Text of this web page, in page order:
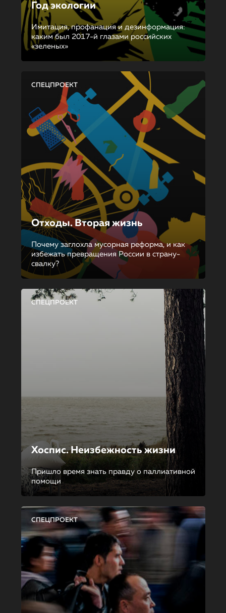
Год экологии
Имитация, профанация и дезинформация:
каким был 2017-й глазами российских
«зеленых»
СПЕЦПРОЕКТ
Отходы. Вторая жизнь
Почему заглохла мусорная реформа, и как
избежать превращения России в страну-
свалку?
СПЕЦПРОЕКТ
Хоспис. Неизбежность жизни
Пришло время знать правду о паллиативной
помощи
СПЕЦПРОЕКТ